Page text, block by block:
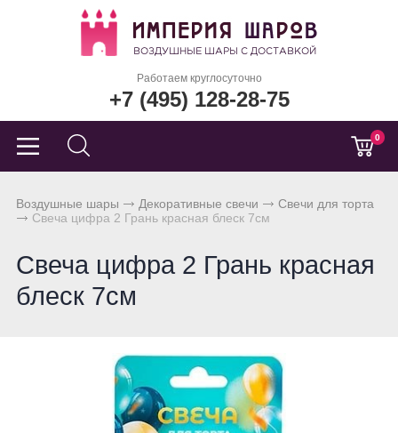
Работаем круглосуточно
+7 (495) 128-28-75
0
Воздушные шары Декоративные свечи
Свечи для торта
Свеча цифра 2 Грань красная блеск 7см
Свеча цифра 2 Грань красная
блеск 7см